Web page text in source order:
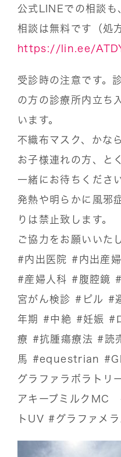
公式LINEでの相談も
相談は無料です（処
https://lin.ee/
受診時の注意です。
の方の診療所内立ち
います。
不織布マスク、かな
お子様連れの方、と
一緒にお待ちくださ
発熱や明らかに風邪
りは禁止致します。
ご協力をお願いいた
#内出医院
#内出産
#産婦人科 #腹腔鏡
宮がん検診 #ピル #
年期
#中絶 #妊娠 #
療 #抗腫瘍療法 #読
馬
#equestrian
グラファラボラトリ
アキープミルクMC
トUV #グラファメ